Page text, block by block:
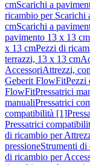
cmScarichi a
ricambio per Scarichi
cmScarichi a
pavimento 13 x 13 cm
x 13 cmPezzi di
terrazzi, 13 x 13 cm
AccessoriAttrezzi,
Geberit FlowFitPezzi
FlowFitPressatrici
manualiPressatrici
compatibilità [1]
Pressatrici
di ricambio per
pressioneStrumenti
di ricambio per